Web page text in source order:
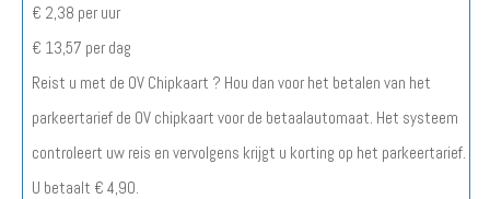
€ 2,38 per uur
€ 13,57 per dag
Reist u met de OV Chipkaart ? Hou dan voor het betalen van het
parkeertarief de OV chipkaart voor de betaalautomaat. Het systeem
controleert uw reis en vervolgens krijgt u korting op het parkeertarief.
U betaalt € 4,90.